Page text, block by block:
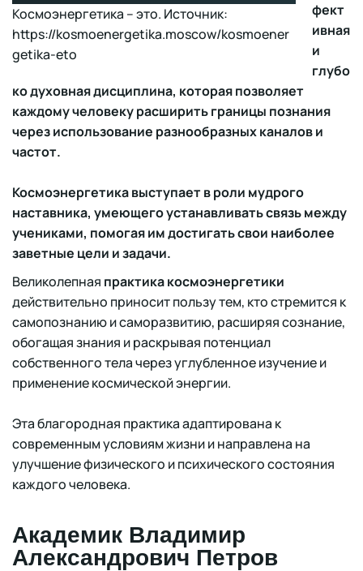
Космоэнергетика – это. Источник:
https://kosmoenergetika.moscow/kosmoener
getika-eto
фект
ивная
и
глубо
ко духовная дисциплина, которая позволяет
каждому человеку расширить границы познания
через использование разнообразных каналов и
частот.
Космоэнергетика выступает в роли мудрого
наставника, умеющего устанавливать связь между
учениками, помогая им достигать свои наиболее
заветные цели и задачи.
Великолепная практика космоэнергетики
действительно приносит пользу тем, кто стремится к
самопознанию и саморазвитию, расширяя сознание,
обогащая знания и раскрывая потенциал
собственного тела через углубленное изучение и
применение космической энергии.
Эта благородная практика адаптирована к
современным условиям жизни и направлена на
улучшение физического и психического состояния
каждого человека.
Академик Владимир
Александрович Петров